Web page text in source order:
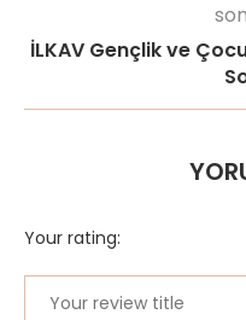
İLKAV Gençlik ve
Your rating: